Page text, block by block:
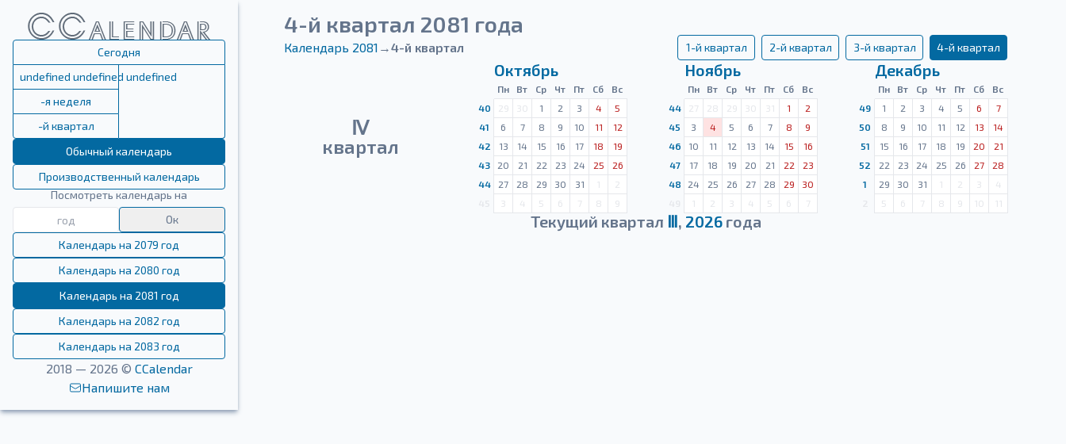
Сегодня
undefined undefined undefined
-я неделя
-й квартал
Обычный календарь
Производственный календарь
Посмотреть календарь на
Ок
Календарь на 2079 год
Календарь на 2080 год
Календарь на 2081 год
Календарь на 2082 год
Календарь на 2083 год
2018 — 2026 © CCalendar
Напишите нам
4-й квартал 2081 года
Календарь 2081 →4-й квартал 1-й квартал 2-й квартал 3-й квартал 4-й квартал
Ⅳ
квартал
Октябрь
Пн Вт Ср Чт Пт Сб
Вс
40
29 30 1 2 3 4
5
41
6 7 8 9 10 11
12
42
13 14 15 16 17 18
19
43
20 21 22 23 24 25
26
44
27 28 29 30 31 1
2
3 4 5 6 7 8 9
Ноябрь
Пн Вт Ср Чт Пт Сб
Вс
44
27 28 29 30 31 1
2
45
3 4 5 6 7 8
9
46
10 11 12 13 14 15
16
47
17 18 19 20 21 22
23
48
24 25 26 27 28 29
30
1 2 3 4 5 6 7
Декабрь
Пн Вт Ср Чт Пт Сб
Вс
49
1 2 3 4 5 6
7
50
8 9 10 11 12 13
14
51
15 16 17 18 19 20
21
52
22 23 24 25 26 27
28
1
29 30 31 1 2 3
4
5 6 7 8 9 10 11
Текущий квартал Ⅲ, 2026года